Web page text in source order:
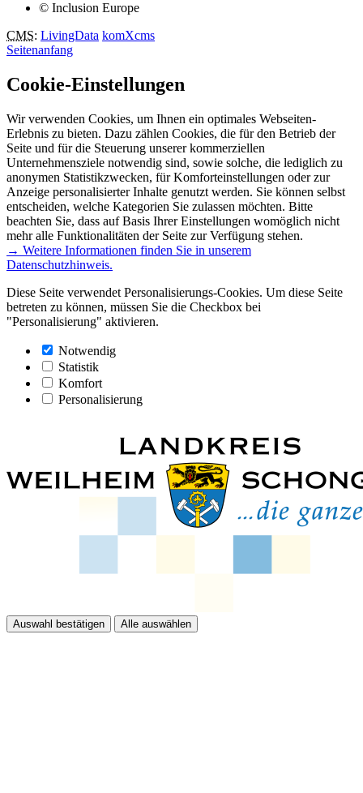
© Inclusion Europe
CMS: LivingData komXcms
Seitenanfang
Cookie-Einstellungen
Wir verwenden Cookies, um Ihnen ein optimales Webseiten-
Erlebnis zu bieten. Dazu zählen Cookies, die für den Betrieb der
Seite und für die Steuerung unserer kommerziellen
Unternehmensziele notwendig sind, sowie solche, die lediglich zu
anonymen Statistikzwecken, für Komforteinstellungen oder zur
Anzeige personalisierter Inhalte genutzt werden. Sie können selbst
entscheiden, welche Kategorien Sie zulassen möchten. Bitte
beachten Sie, dass auf Basis Ihrer Einstellungen womöglich nicht
mehr alle Funktionalitäten der Seite zur Verfügung stehen.
→ Weitere Informationen finden Sie in unserem
Datenschutzhinweis.
Diese Seite verwendet Personalisierungs-Cookies. Um diese Seite
betreten zu können, müssen Sie die Checkbox bei
"Personalisierung" aktivieren.
Notwendig
Statistik
Komfort
Personalisierung
Auswahl bestätigen Alle auswählen